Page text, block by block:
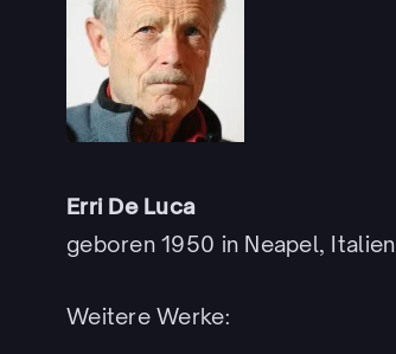
Erri De Luca
geboren 1950 in Neapel, Italien
Weitere Werke: